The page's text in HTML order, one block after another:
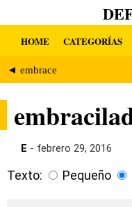
HOME CATEGORÍAS
◄ embrace
E - febrero 29, 2016
Texto: Pequeño